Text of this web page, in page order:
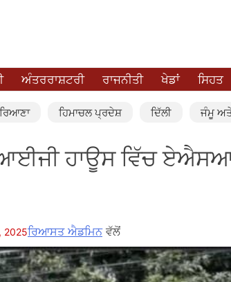
ਅੰਤਰਰਾਸ਼ਟਰੀ ਰਾਜਨੀਤੀ ਖੇਡਾਂ ਸਿਹਤ
ਹਿਮਾਚਲ ਪ੍ਰਦੇਸ਼ ਦਿੱਲੀ ਜੰਮੂ
ਹਾਊਸ ਵਿੱਚ
2025ਰਿਆਸਤ ਐਡਮਿਨਵੱਲੋਂ